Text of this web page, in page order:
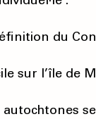
du
sur l’île de
autochtones